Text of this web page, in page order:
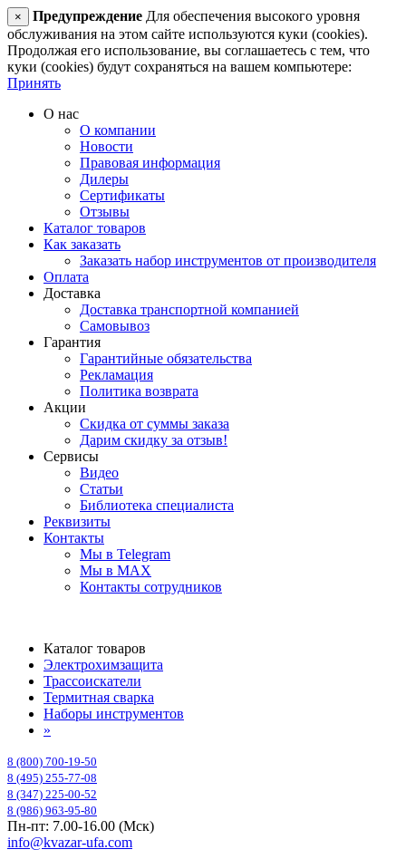
× Предупреждение Для обеспечения высокого уровня
обслуживания на этом сайте используются куки (cookies).
Продолжая его использование, вы соглашаетесь с тем, что
куки (cookies) будут сохраняться на вашем компьютере:
Принять
О нас
О компании
Новости
Правовая информация
Дилеры
Сертификаты
Отзывы
Каталог товаров
Как заказать
Заказать набор инструментов от производителя
Оплата
Доставка
Доставка транспортной компанией
Самовывоз
Гарантия
Гарантийные обязательства
Рекламация
Политика возврата
Акции
Скидка от суммы заказа
Дарим скидку за отзыв!
Сервисы
Видео
Статьи
Библиотека специалиста
Реквизиты
Контакты
Мы в Telegram
Мы в MAX
Контакты сотрудников
Каталог товаров
Электрохимзащита
Трассоискатели
Термитная сварка
Наборы инструментов
»
8 (800) 700-19-50
8 (495) 255-77-08
8 (347) 225-00-52
8 (986) 963-95-80
Пн-пт: 7.00-16.00 (Мск)
info@kvazar-ufa.com